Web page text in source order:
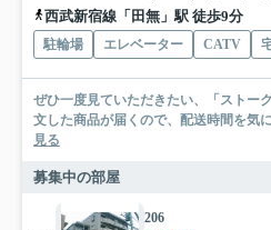
西武新宿線「田無」駅 徒歩9分
駐輪場 エレベーター CATV
ぜひ一度見ていただきたい、「ストー
文した商品が届くので、配送時間を気
見る
募集中の部屋
206